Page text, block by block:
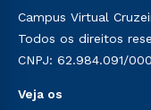
mencionadas são
Religioso,
do Ensino de
Campus Virtual
Todos os direitos
CNPJ: 62.984.091/
Veja os